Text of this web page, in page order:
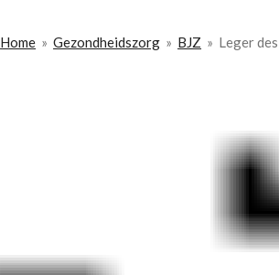
Home » Gezondheidszorg » BJZ » Leger